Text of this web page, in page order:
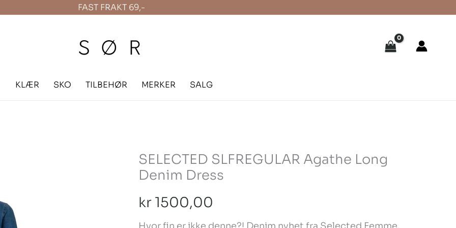
FAST FRAKT 69,-
KLÆR SKO TILBEHØR MERKER SALG
SELECTED SLFREGULAR Agathe Long
Denim Dress
kr 1500,00
SELECTED
SLFREGULAR
Long